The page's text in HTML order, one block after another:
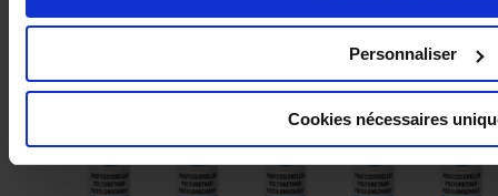
Personnaliser
Cookies nécessaires